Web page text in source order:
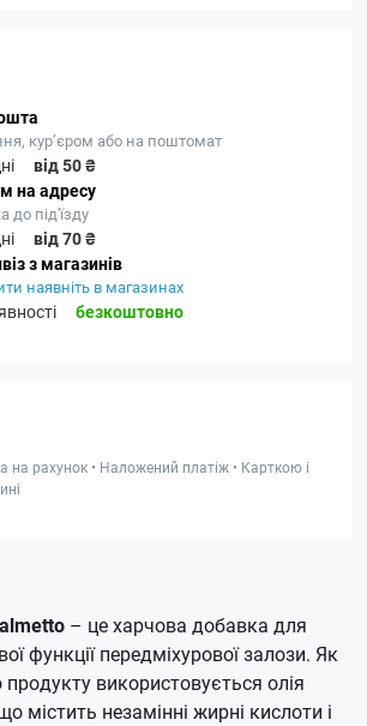
кур’єром або на поштомат
від 50 ₴
на адресу
до під'їзду
від 70 ₴
з магазинів
наявніть в магазинах
безкоштовно
на рахунок • Наложений платіж • Карткою і
– це харчова добавка для
функції передміхурової залози. Як
використовується олія
містить незамінні жирні кислоти і